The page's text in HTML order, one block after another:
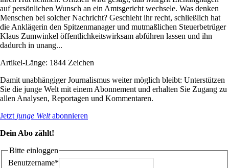
auf persönlichen Wunsch an ein Amtsgericht wechsele. Was denken
Menschen bei solcher Nachricht? Geschieht ihr recht, schließlich hat
die Anklägerin den Spitzenmanager und mutmaßlichen Steuerbetrüger
Klaus Zumwinkel öffentlichkeitswirksam abführen lassen und ihn
dadurch in unang...
Artikel-Länge: 1844 Zeichen
Damit unabhängiger Journalismus weiter möglich bleibt: Unterstützen
Sie die junge Welt mit einem Abonnement und erhalten Sie Zugang zu
allen Analysen, Reportagen und Kommentaren.
Jetzt junge Weltabonnieren
Dein Abo zählt!
Bitte einloggen
Benutzername*